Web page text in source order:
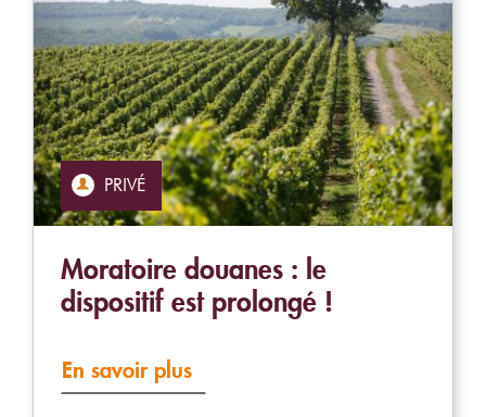
PRIVÉ
Moratoire douanes : le
dispositif est prolongé !
En savoir plus